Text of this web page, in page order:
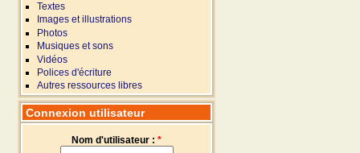
Textes
Images et illustrations
Photos
Musiques et sons
Vidéos
Polices d'écriture
Autres ressources libres
Connexion utilisateur
Nom d'utilisateur : *